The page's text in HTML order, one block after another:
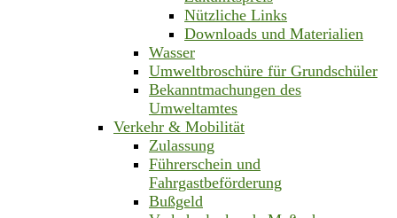
Nützliche Links
Downloads und Materialien
Wasser
Umweltbroschüre für Grundschüler
Bekanntmachungen des
Umweltamtes
Verkehr & Mobilität
Zulassung
Führerschein und
Fahrgastbeförderung
Bußgeld